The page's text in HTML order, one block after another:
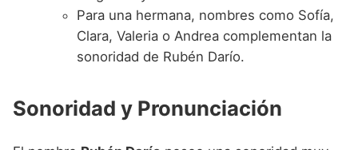
Para una hermana, nombres como Sofía,
Clara, Valeria o Andrea complementan la
sonoridad de Rubén Darío.
Sonoridad y Pronunciación